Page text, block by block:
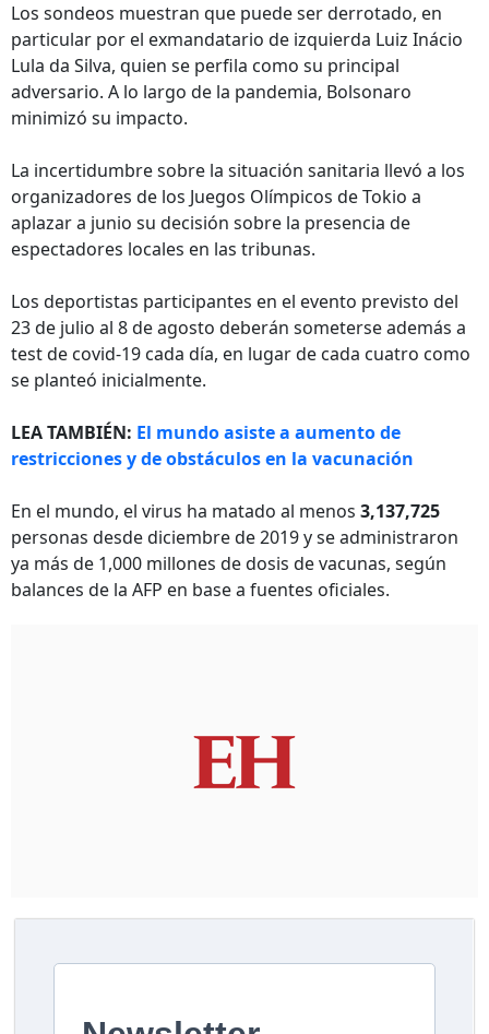
Los sondeos muestran que puede ser derrotado, en
particular por el exmandatario de izquierda Luiz Inácio
Lula da Silva, quien se perfila como su principal
adversario. A lo largo de la pandemia, Bolsonaro
minimizó su impacto.
La incertidumbre sobre la situación sanitaria llevó a los
organizadores de los Juegos Olímpicos de Tokio a
aplazar a junio su decisión sobre la presencia de
espectadores locales en las tribunas.
Los deportistas participantes en el evento previsto del
23 de julio al 8 de agosto deberán someterse además a
test de covid-19 cada día, en lugar de cada cuatro como
se planteó inicialmente.
LEA TAMBIÉN: El mundo asiste a aumento de
restricciones y de obstáculos en la vacunación
En el mundo, el virus ha matado al menos 3,137,725
personas desde diciembre de 2019 y se administraron
ya más de 1,000 millones de dosis de vacunas, según
balances de la AFP en base a fuentes oficiales.